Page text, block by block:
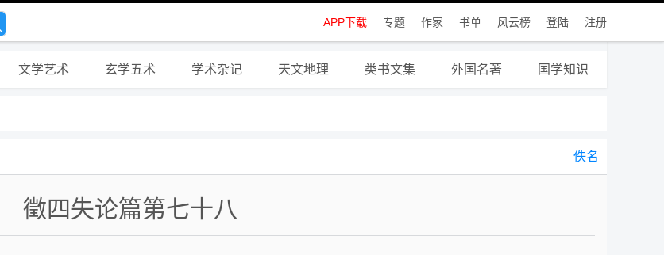
APP下载 专题 作家 书单 风云榜 登陆 注册
文学艺术 玄学五术 学术杂记 天文地理 类书文集 外国名著 国学知识
佚名
徵四失论篇第七十八